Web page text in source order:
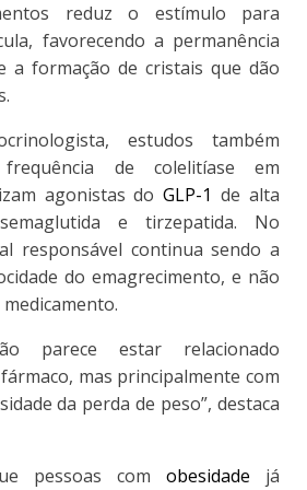
reduz o estímulo para
favorecendo a permanência
a formação de cristais que dão
estudos também
de colelitíase em
agonistas doGLP-1 de alta
e tirzepatida. No
responsável continua sendo a
do emagrecimento, e não
parece estar relacionado
mas principalmente com
da perda de peso”, destaca
pessoas com obesidade já